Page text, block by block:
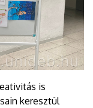
is
keresztül